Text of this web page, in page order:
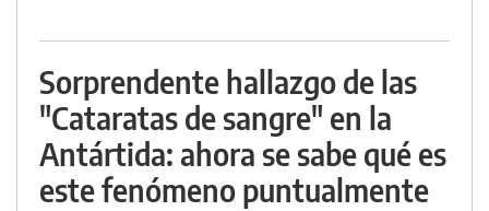
Sorprendente hallazgo de las
"Cataratas de sangre" en la
Antártida: ahora se sabe qué es
este fenómeno puntualmente